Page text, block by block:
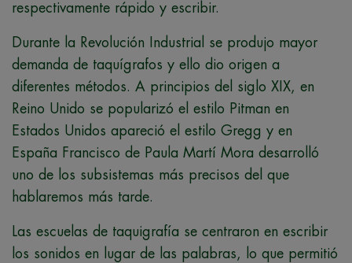
respectivamente rápido y escribir.
Durante la Revolución Industrial se produjo mayor
demanda de taquígrafos y ello dio origen a
diferentes métodos. A principios del siglo XIX, en
Reino Unido se popularizó el estilo Pitman en
Estados Unidos apareció el estilo Gregg y en
España Francisco de Paula Martí Mora desarrolló
uno de los subsistemas más precisos del que
hablaremos más tarde.
Las escuelas de taquigrafía se centraron en escribir
los sonidos en lugar de las palabras, lo que permitió